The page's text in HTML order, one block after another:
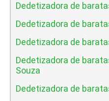
Dedetizadora de
Dedetizadora de
Dedetizadora de
Dedetizadora de
Souza
Dedetizadora de